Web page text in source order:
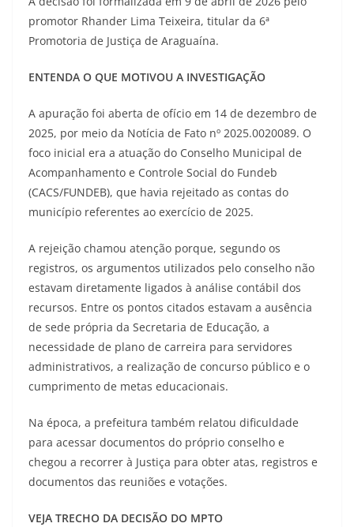
promotor Rhander Lima Teixeira, titular da 6ª
Promotoria de Justiça de Araguaína.
ENTENDA O QUE MOTIVOU A INVESTIGAÇÃO
A apuração foi aberta de ofício em 14 de dezembro de
2025, por meio da Notícia de Fato nº 2025.0020089. O
foco inicial era a atuação do Conselho Municipal de
Acompanhamento e Controle Social do Fundeb
(CACS/FUNDEB), que havia rejeitado as contas do
município referentes ao exercício de 2025.
A rejeição chamou atenção porque, segundo os
registros, os argumentos utilizados pelo conselho não
estavam diretamente ligados à análise contábil dos
recursos. Entre os pontos citados estavam a ausência
de sede própria da Secretaria de Educação, a
necessidade de plano de carreira para servidores
administrativos, a realização de concurso público e o
cumprimento de metas educacionais.
Na época, a prefeitura também relatou dificuldade
para acessar documentos do próprio conselho e
chegou a recorrer à Justiça para obter atas, registros e
documentos das reuniões e votações.
VEJA TRECHO DA DECISÃO DO MPTO